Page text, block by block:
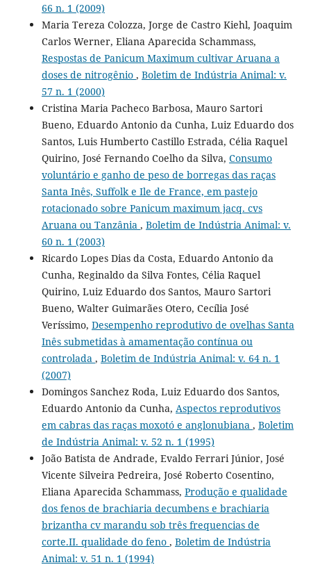
66 n. 1 (2009)
Maria Tereza Colozza, Jorge de Castro Kiehl, Joaquim
Carlos Werner, Eliana Aparecida Schammass,
Respostas de Panicum Maximum cultivar Aruana a
doses de nitrogênio , Boletim de Indústria Animal: v.
57 n. 1 (2000)
Cristina Maria Pacheco Barbosa, Mauro Sartori
Bueno, Eduardo Antonio da Cunha, Luiz Eduardo dos
Santos, Luis Humberto Castillo Estrada, Célia Raquel
Quirino, José Fernando Coelho da Silva, Consumo
voluntário e ganho de peso de borregas das raças
Santa Inês, Suffolk e Ile de France, em pastejo
rotacionado sobre Panicum maximum jacq. cvs
Aruana ou Tanzânia , Boletim de Indústria Animal: v.
60 n. 1 (2003)
Ricardo Lopes Dias da Costa, Eduardo Antonio da
Cunha, Reginaldo da Silva Fontes, Célia Raquel
Quirino, Luiz Eduardo dos Santos, Mauro Sartori
Bueno, Walter Guimarães Otero, Cecília José
Veríssimo, Desempenho reprodutivo de ovelhas Santa
Inês submetidas à amamentação contínua ou
controlada , Boletim de Indústria Animal: v. 64 n. 1
(2007)
Domingos Sanchez Roda, Luiz Eduardo dos Santos,
Eduardo Antonio da Cunha, Aspectos reprodutivos
em cabras das raças moxotó e anglonubiana , Boletim
de Indústria Animal: v. 52 n. 1 (1995)
João Batista de Andrade, Evaldo Ferrari Júnior, José
Vicente Silveira Pedreira, José Roberto Cosentino,
Eliana Aparecida Schammass, Produção e qualidade
dos fenos de brachiaria decumbens e brachiaria
brizantha cv marandu sob três frequencias de
corte.II. qualidade do feno , Boletim de Indústria
Animal: v. 51 n. 1 (1994)